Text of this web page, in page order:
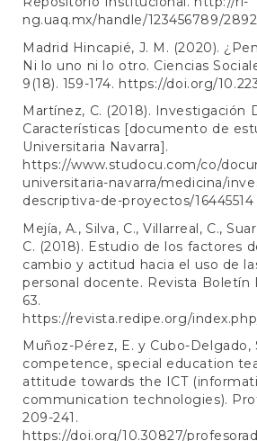
ng.uaq.mx/handle/123456789/2892
Madrid Hincapié, J. M. (2020).
Ni lo uno ni lo otro. Ciencias
9(18). 159-174. https://doi.org/
Martínez, C. (2018). Investigación
Características [documento de
Universitaria Navarra].
https://www.studocu.com/co/
universitaria-navarra/medicina/
descriptiva-de-proyectos/16445514
Mejía, A., Silva, C., Villarreal, C.,
C. (2018). Estudio de los factores
cambio y actitud hacia el uso de
personal docente. Revista Boletín
63.
https://revista.redipe.org/
Muñoz-Pérez, E. y Cubo-Delgado,
competence, special education
attitude towards the ICT
communication technologies).
209-241.
https://doi.org/10.30827/